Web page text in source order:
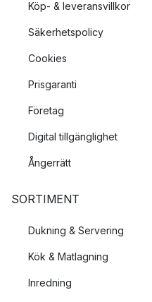
Köp- & leveransvillkor
Säkerhetspolicy
Cookies
Prisgaranti
Företag
Digital tillgänglighet
Ångerrätt
SORTIMENT
Dukning & Servering
Kök & Matlagning
Inredning